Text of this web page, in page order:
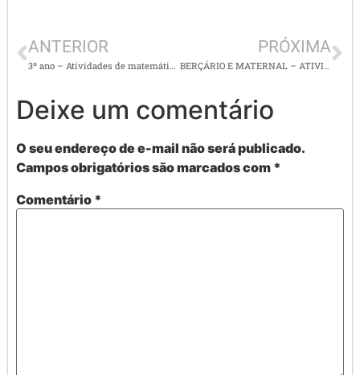
ANTERIOR
3º ano – Atividades de matemática – situações problema
PRÓXIMA
BERÇÁRIO E MATERNAL – ATIVIDADES SUPER DIVERTIDAS
Deixe um comentário
O seu endereço de e-mail não será publicado.
Campos obrigatórios são marcados com *
Comentário *